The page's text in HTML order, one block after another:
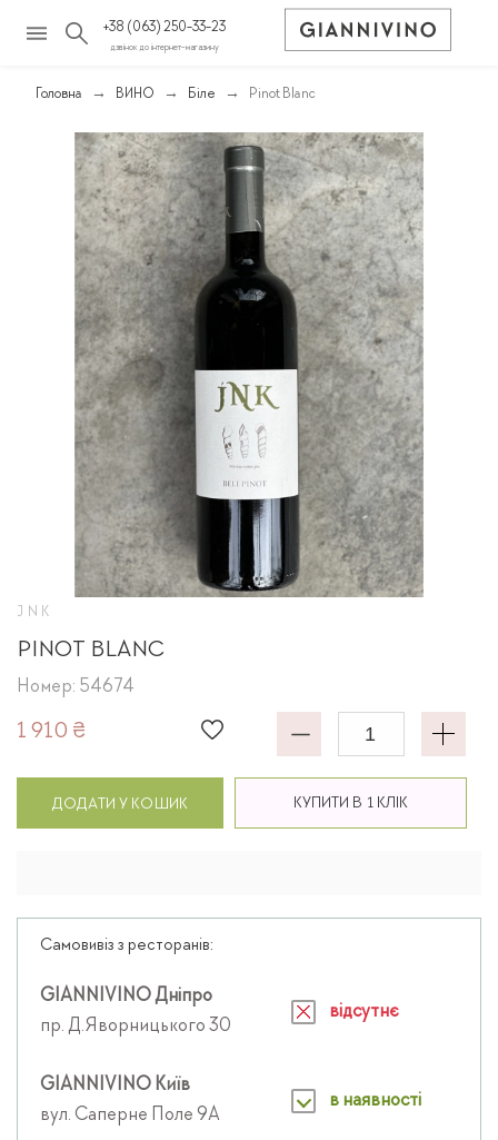
+38 (063) 250-33-23
дзвінок до інтернет-магазину
Головна ВИНО Біле Pinot Blanc
JNK
PINOT BLANC
Номер: 54674
1 910 ₴
ДОДАТИ У КОШИК КУПИТИ В 1 КЛІК
Самовивіз з ресторанів:
GIANNIVINO Дніпро
пр. Д.Яворницького 30
відсутнє
GIANNIVINO Київ
вул. Саперне Поле 9А
в наявності